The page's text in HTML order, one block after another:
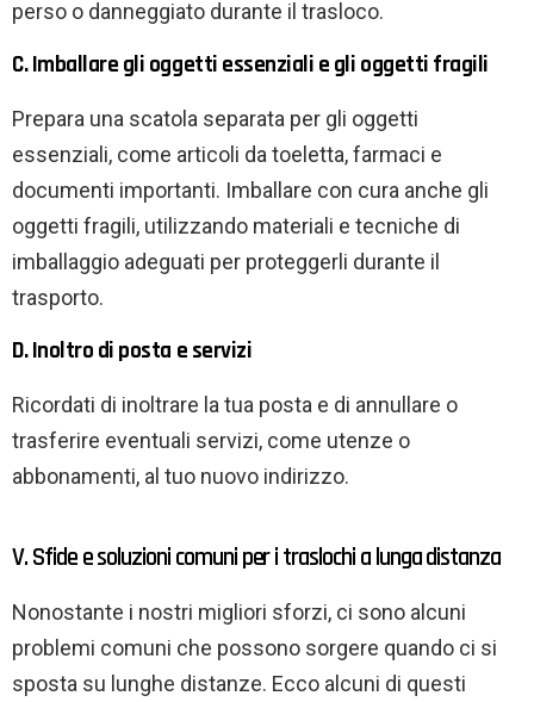
perso o danneggiato durante il trasloco.
C. Imballare gli oggetti essenziali e gli oggetti fragili
Prepara una scatola separata per gli oggetti
essenziali, come articoli da toeletta, farmaci e
documenti importanti. Imballare con cura anche gli
oggetti fragili, utilizzando materiali e tecniche di
imballaggio adeguati per proteggerli durante il
trasporto.
D. Inoltro di posta e servizi
Ricordati di inoltrare la tua posta e di annullare o
trasferire eventuali servizi, come utenze o
abbonamenti, al tuo nuovo indirizzo.
V. Sfide e soluzioni comuni per i traslochi a lunga distanza
Nonostante i nostri migliori sforzi, ci sono alcuni
problemi comuni che possono sorgere quando ci si
sposta su lunghe distanze. Ecco alcuni di questi